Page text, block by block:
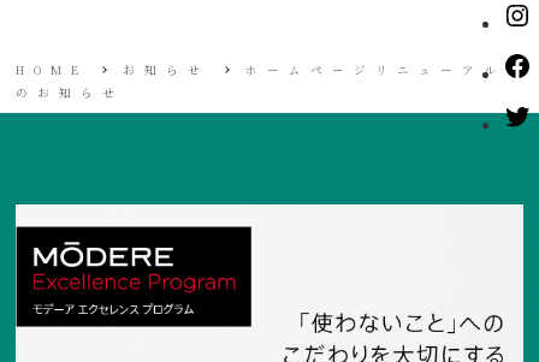
HOME お知らせ
ホームページリニューアル
のお知らせ